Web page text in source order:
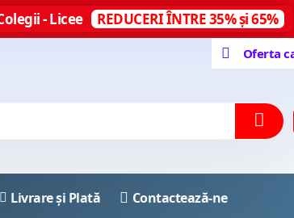
- Licee REDUCERI ÎNTRE 35% și 65%
Oferta
Livrare și Plată Contactează-ne